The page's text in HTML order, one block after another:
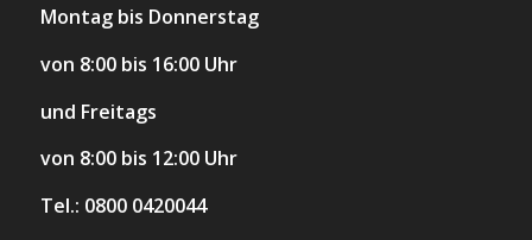
Montag bis Donnerstag
von 8:00 bis 16:00 Uhr
und Freitags
von 8:00 bis 12:00 Uhr
Tel.: 0800 0420044